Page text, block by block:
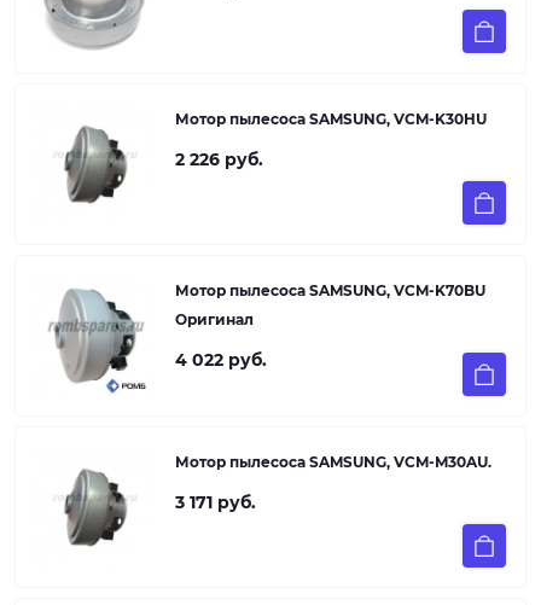
Мотор пылесоса SAMSUNG, VCM-K30HU
2 226 руб.
Мотор пылесоса SAMSUNG, VCM-K70BU
Оригинал
4 022 руб.
Мотор пылесоса SAMSUNG, VCM-M30AU.
3 171 руб.